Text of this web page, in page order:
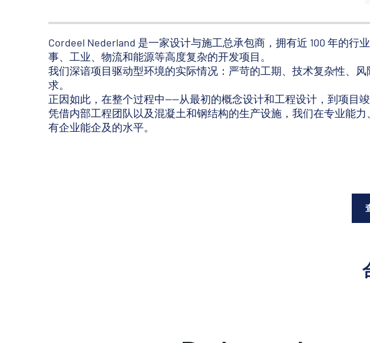
Cordeel Nederland 是一家设计与施工总承包商，拥有近 100 年的
事、工业、物流和能源等高度复杂的开发项目。
我们深谙项目驱动型环境的实际情况：严苛的工期、技术复杂性、
求。
正因如此，在整个过程中——从最初的概念设计和工程设计，到项目
凭借内部工程团队以及混凝土和钢结构的生产设施，我们在专业能
有企业能企及的水平。